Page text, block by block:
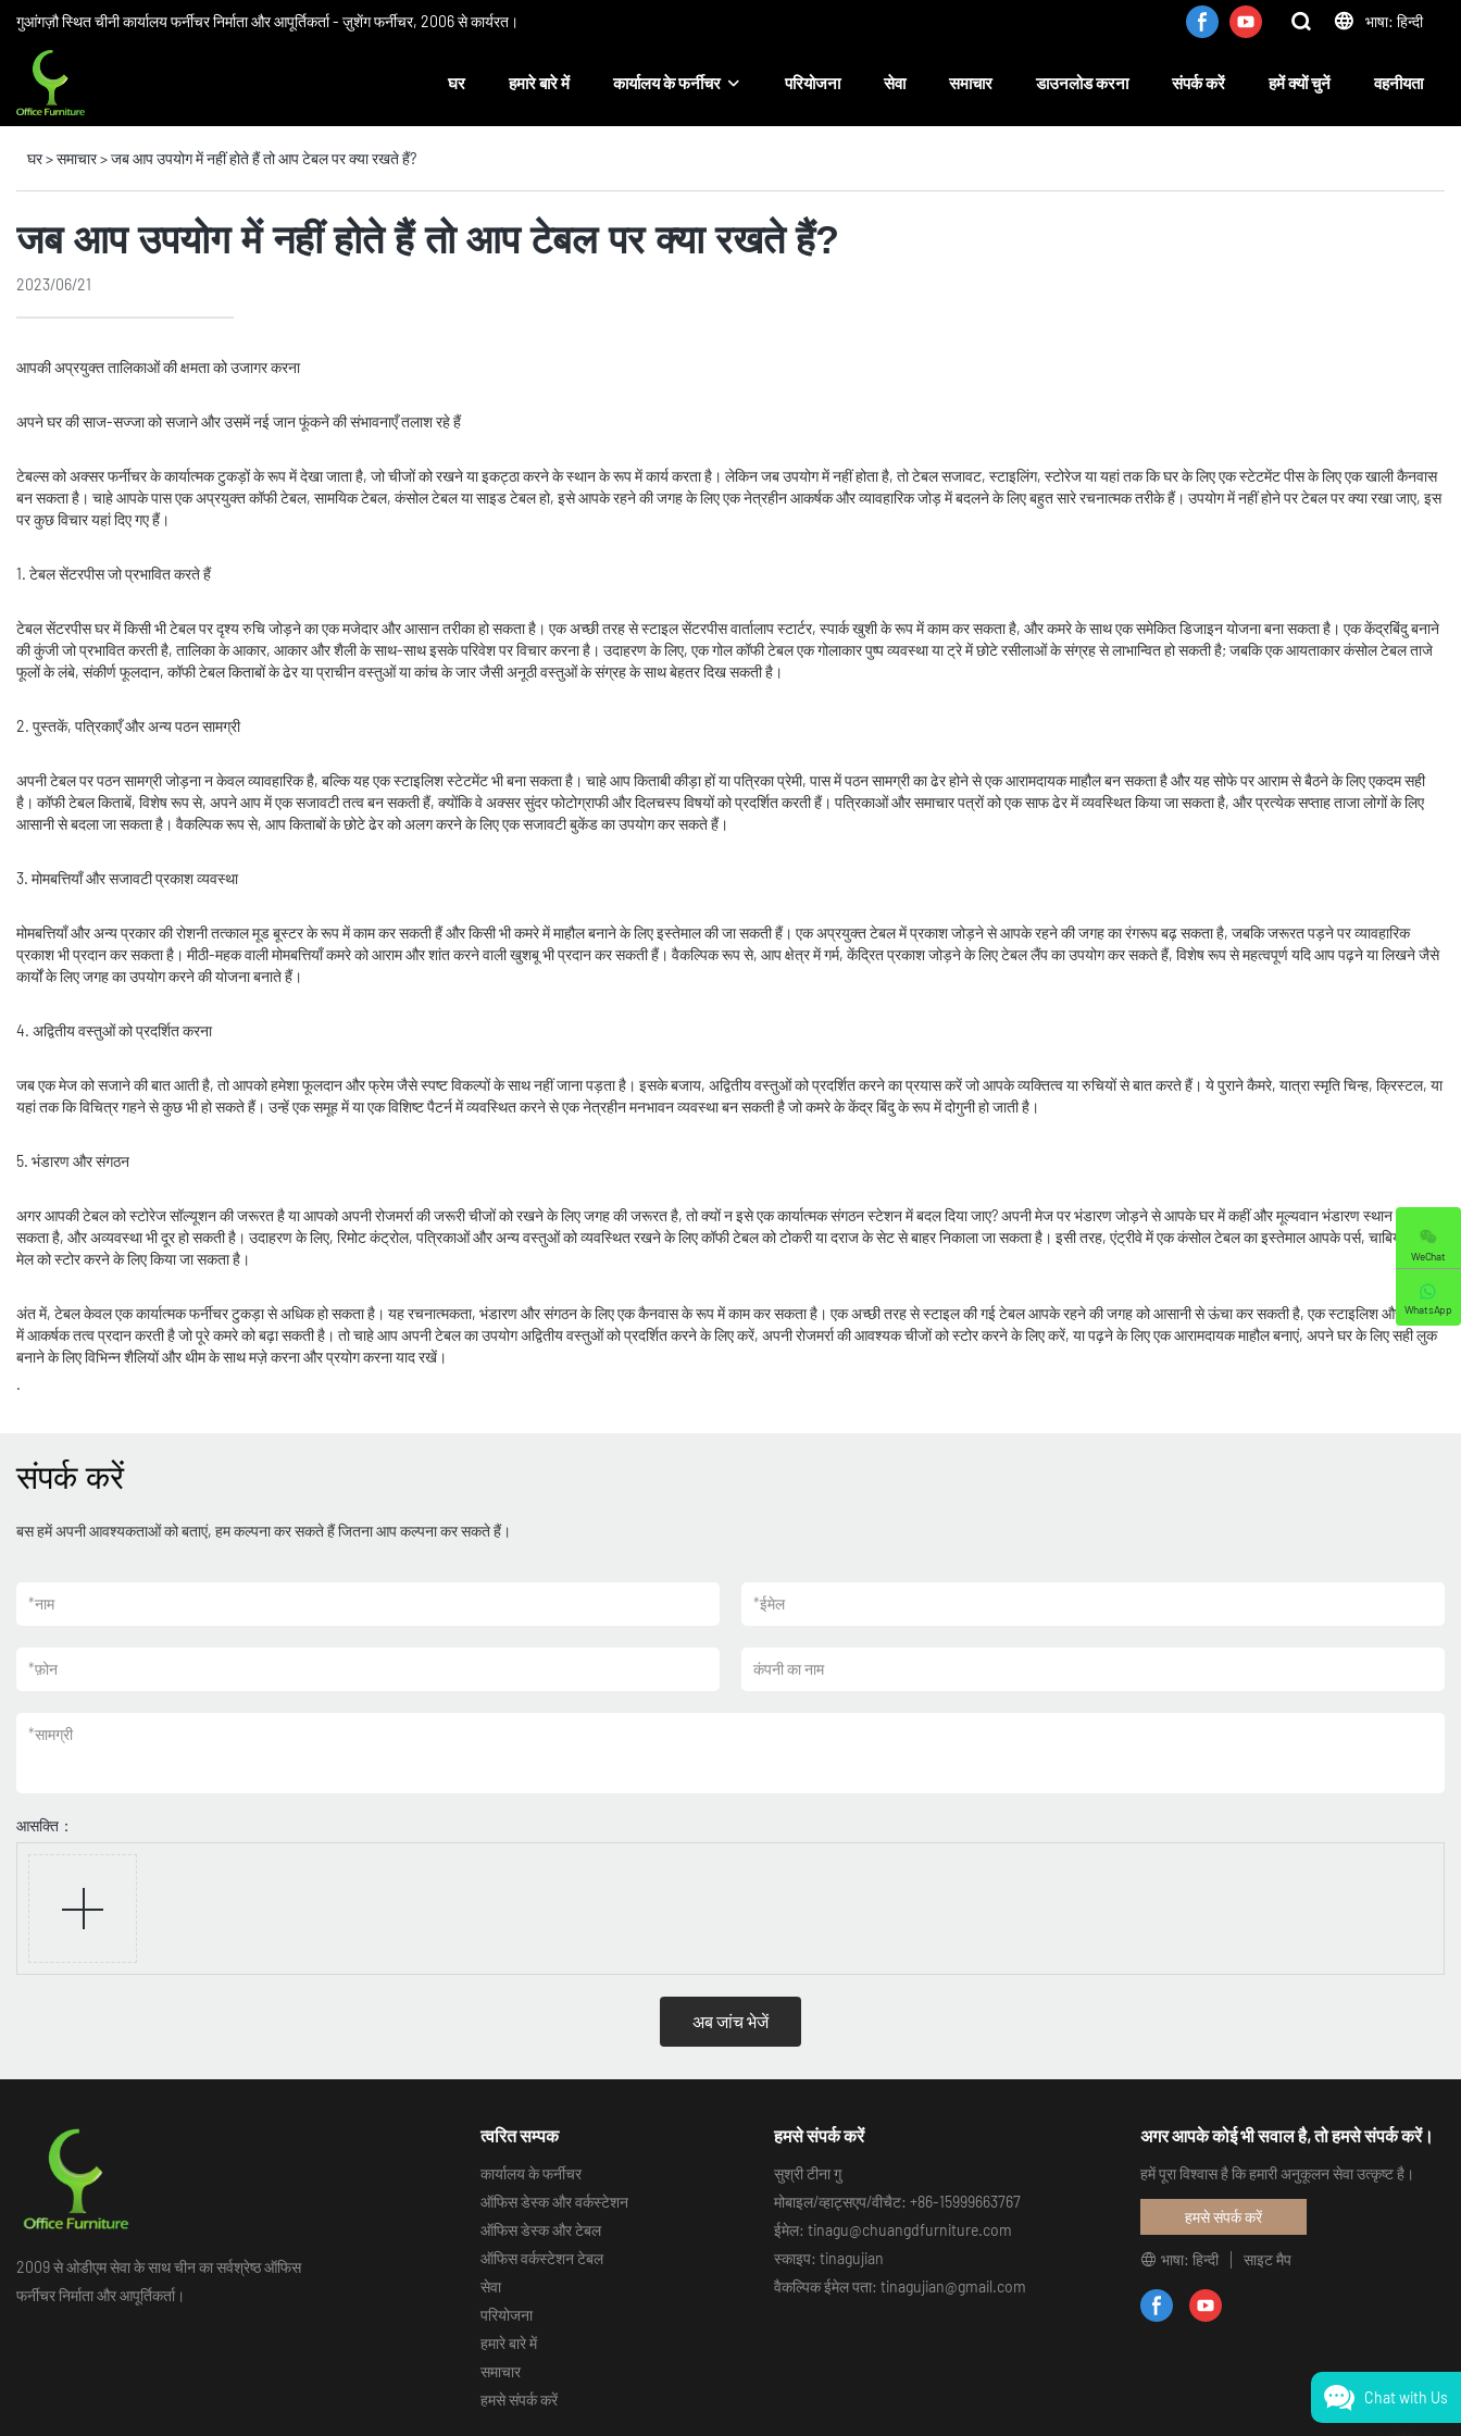
गुआंगज़ौ स्थित चीनी कार्यालय फर्नीचर निर्माता और आपूर्तिकर्ता - ज़ुशेंग फर्नीचर, 2006 से कार्यरत। भाषा: हिन्दी
घर हमारे बारे में कार्यालय के फर्नीचर परियोजना सेवा समाचार डाउनलोड करना संपर्क करें हमें क्यों चुनें वहनीयता
घर>समाचार>जब आप उपयोग में नहीं होते हैं तो आप टेबल पर क्या रखते हैं?
जब आप उपयोग में नहीं होते हैं तो आप टेबल पर क्या रखते हैं?
2023/06/21
आपकी अप्रयुक्त तालिकाओं की क्षमता को उजागर करना
अपने घर की साज-सज्जा को सजाने और उसमें नई जान फूंकने की संभावनाएँ तलाश रहे हैं
टेबल्स को अक्सर फर्नीचर के कार्यात्मक टुकड़ों के रूप में देखा जाता है, जो चीजों को रखने या इकट्ठा करने के स्थान के रूप में कार्य करता है। लेकिन जब उपयोग में नहीं होता है, तो टेबल सजावट, स्टाइलिंग, स्टोरेज या यहां तक ​​कि घर के लिए एक स्टेटमेंट पीस के लिए एक खाली कैनवास
बन सकता है। चाहे आपके पास एक अप्रयुक्त कॉफी टेबल, सामयिक टेबल, कंसोल टेबल या साइड टेबल हो, इसे आपके रहने की जगह के लिए एक नेत्रहीन आकर्षक और व्यावहारिक जोड़ में बदलने के लिए बहुत सारे रचनात्मक तरीके हैं। उपयोग में नहीं होने पर टेबल पर क्या रखा जाए, इस
पर कुछ विचार यहां दिए गए हैं।
1. टेबल सेंटरपीस जो प्रभावित करते हैं
टेबल सेंटरपीस घर में किसी भी टेबल पर दृश्य रुचि जोड़ने का एक मजेदार और आसान तरीका हो सकता है। एक अच्छी तरह से स्टाइल सेंटरपीस वार्तालाप स्टार्टर, स्पार्क खुशी के रूप में काम कर सकता है, और कमरे के साथ एक समेकित डिजाइन योजना बना सकता है। एक केंद्रबिंदु बनाने
की कुंजी जो प्रभावित करती है, तालिका के आकार, आकार और शैली के साथ-साथ इसके परिवेश पर विचार करना है। उदाहरण के लिए, एक गोल कॉफी टेबल एक गोलाकार पुष्प व्यवस्था या ट्रे में छोटे रसीलाओं के संग्रह से लाभान्वित हो सकती है; जबकि एक आयताकार कंसोल टेबल ताजे
फूलों के लंबे, संकीर्ण फूलदान, कॉफी टेबल किताबों के ढेर या प्राचीन वस्तुओं या कांच के जार जैसी अनूठी वस्तुओं के संग्रह के साथ बेहतर दिख सकती है।
2. पुस्तकें, पत्रिकाएँ और अन्य पठन सामग्री
अपनी टेबल पर पठन सामग्री जोड़ना न केवल व्यावहारिक है, बल्कि यह एक स्टाइलिश स्टेटमेंट भी बना सकता है। चाहे आप किताबी कीड़ा हों या पत्रिका प्रेमी, पास में पठन सामग्री का ढेर होने से एक आरामदायक माहौल बन सकता है और यह सोफे पर आराम से बैठने के लिए एकदम सही
है। कॉफी टेबल किताबें, विशेष रूप से, अपने आप में एक सजावटी तत्व बन सकती हैं, क्योंकि वे अक्सर सुंदर फोटोग्राफी और दिलचस्प विषयों को प्रदर्शित करती हैं। पत्रिकाओं और समाचार पत्रों को एक साफ ढेर में व्यवस्थित किया जा सकता है, और प्रत्येक सप्ताह ताजा लोगों के लिए
आसानी से बदला जा सकता है। वैकल्पिक रूप से, आप किताबों के छोटे ढेर को अलग करने के लिए एक सजावटी बुकेंड का उपयोग कर सकते हैं।
3. मोमबत्तियाँ और सजावटी प्रकाश व्यवस्था
मोमबत्तियाँ और अन्य प्रकार की रोशनी तत्काल मूड बूस्टर के रूप में काम कर सकती हैं और किसी भी कमरे में माहौल बनाने के लिए इस्तेमाल की जा सकती हैं। एक अप्रयुक्त टेबल में प्रकाश जोड़ने से आपके रहने की जगह का रंगरूप बढ़ सकता है, जबकि जरूरत पड़ने पर व्यावहारिक
प्रकाश भी प्रदान कर सकता है। मीठी-महक वाली मोमबत्तियाँ कमरे को आराम और शांत करने वाली खुशबू भी प्रदान कर सकती हैं। वैकल्पिक रूप से, आप क्षेत्र में गर्म, केंद्रित प्रकाश जोड़ने के लिए टेबल लैंप का उपयोग कर सकते हैं, विशेष रूप से महत्वपूर्ण यदि आप पढ़ने या लिखने जैसे
कार्यों के लिए जगह का उपयोग करने की योजना बनाते हैं।
4. अद्वितीय वस्तुओं को प्रदर्शित करना
जब एक मेज को सजाने की बात आती है, तो आपको हमेशा फूलदान और फ्रेम जैसे स्पष्ट विकल्पों के साथ नहीं जाना पड़ता है। इसके बजाय, अद्वितीय वस्तुओं को प्रदर्शित करने का प्रयास करें जो आपके व्यक्तित्व या रुचियों से बात करते हैं। ये पुराने कैमरे, यात्रा स्मृति चिन्ह, क्रिस्टल, या
यहां तक ​​कि विचित्र गहने से कुछ भी हो सकते हैं। उन्हें एक समूह में या एक विशिष्ट पैटर्न में व्यवस्थित करने से एक नेत्रहीन मनभावन व्यवस्था बन सकती है जो कमरे के केंद्र बिंदु के रूप में दोगुनी हो जाती है।
5. भंडारण और संगठन
अगर आपकी टेबल को स्टोरेज सॉल्यूशन की जरूरत है या आपको अपनी रोजमर्रा की जरूरी चीजों को रखने के लिए जगह की जरूरत है, तो क्यों न इसे एक कार्यात्मक संगठन स्टेशन में बदल दिया जाए? अपनी मेज पर भंडारण जोड़ने से आपके घर में कहीं और मूल्यवान भंडारण स्थान खाली हो
सकता है, और अव्यवस्था भी दूर हो सकती है। उदाहरण के लिए, रिमोट कंट्रोल, पत्रिकाओं और अन्य वस्तुओं को व्यवस्थित रखने के लिए कॉफी टेबल को टोकरी या दराज के सेट से बाहर निकाला जा सकता है। इसी तरह, एंट्रीवे में एक कंसोल टेबल का इस्तेमाल आपके पर्स, चाबियों और
मेल को स्टोर करने के लिए किया जा सकता है।
अंत में, टेबल केवल एक कार्यात्मक फर्नीचर टुकड़ा से अधिक हो सकता है। यह रचनात्मकता, भंडारण और संगठन के लिए एक कैनवास के रूप में काम कर सकता है। एक अच्छी तरह से स्टाइल की गई टेबल आपके रहने की जगह को आसानी से ऊंचा कर सकती है, एक स्टाइलिश और दिखने
में आकर्षक तत्व प्रदान करती है जो पूरे कमरे को बढ़ा सकती है। तो चाहे आप अपनी टेबल का उपयोग अद्वितीय वस्तुओं को प्रदर्शित करने के लिए करें, अपनी रोजमर्रा की आवश्यक चीजों को स्टोर करने के लिए करें, या पढ़ने के लिए एक आरामदायक माहौल बनाएं, अपने घर के लिए सही लुक
बनाने के लिए विभिन्न शैलियों और थीम के साथ मज़े करना और प्रयोग करना याद रखें।
.
संपर्क करें
बस हमें अपनी आवश्यकताओं को बताएं, हम कल्पना कर सकते हैं जितना आप कल्पना कर सकते हैं।
*नाम *ईमेल
*फ़ोन कंपनी का नाम
*सामग्री
आसक्ति：
अब जांच भेजें
2009 से ओडीएम सेवा के साथ चीन का सर्वश्रेष्ठ ऑफिस
फर्नीचर निर्माता और आपूर्तिकर्ता।
त्वरित सम्पक
कार्यालय के फर्नीचर
ऑफिस डेस्क और वर्कस्टेशन
ऑफिस डेस्क और टेबल
ऑफिस वर्कस्टेशन टेबल
सेवा
परियोजना
हमारे बारे में
समाचार
हमसे संपर्क करें
हमसे संपर्क करें
सुश्री टीना गु
मोबाइल/व्हाट्सएप/वीचैट: +86-15999663767
ईमेल: tinagu@chuangdfurniture.com
स्काइप: tinagujian
वैकल्पिक ईमेल पता: tinagujian@gmail.com
अगर आपके कोई भी सवाल है, तो हमसे संपर्क करें।
हमें पूरा विश्वास है कि हमारी अनुकूलन सेवा उत्कृष्ट है।
हमसे संपर्क करें
भाषा: हिन्दी साइट मैप
Chat with Us
WeChat
WhatsApp